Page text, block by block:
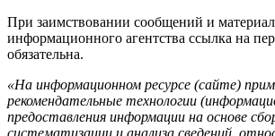
При заимствовании сообщений и
информационного агентства ссылка на
обязательна.
«На информационном ресурсе (сайте)
рекомендательные технологии
предоставления информации на основе
систематизации и анализа сведений,